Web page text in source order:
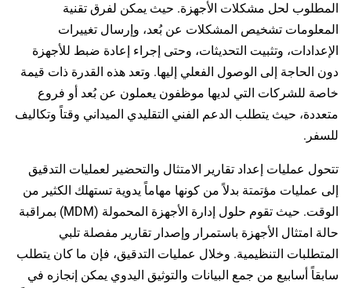
المطلوب لحل مشكلات الأجهزة. حيث يمكن لفرق تقنية
المعلومات تشخيص المشكلات عن بُعد، وإرسال تغييرات
الإعدادات، وتثبيت التحديثات، وحتى إجراء إعادة ضبط للأجهزة
دون الحاجة إلى الوصول الفعلي إليها. وتعد هذه القدرة ذات قيمة
خاصة للشركات التي لديها موظفون يعملون عن بُعد أو فروع
متعددة، حيث يتطلب الدعم الفني التقليدي الميداني وقتاً وتكاليف
للسفر.
تتحول عمليات إعداد تقارير الامتثال والتحضير لعمليات التدقيق
إلى عمليات مؤتمتة بدلاً من كونها مهاماً يدوية تستهلك الكثير من
الوقت. حيث تقوم حلول إدارة الأجهزة المحمولة (MDM) بمراقبة
حالة امتثال الأجهزة باستمرار وإصدار تقارير مفصلة تلبي
المتطلبات التنظيمية. وخلال عمليات التدقيق، فإن ما كان يتطلب
سابقاً أسابيع من جمع البيانات والتوثيق اليدوي يمكن إنجازه في